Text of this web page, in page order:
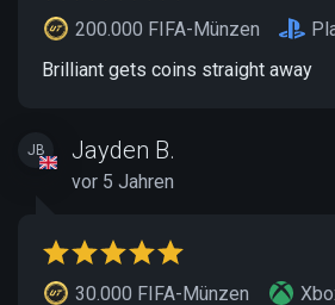
200.000 FIFA-Münzen
Brilliant gets coins straight away
JB Jayden B.
vor 5 Jahren
30.000 FIFA-Münzen